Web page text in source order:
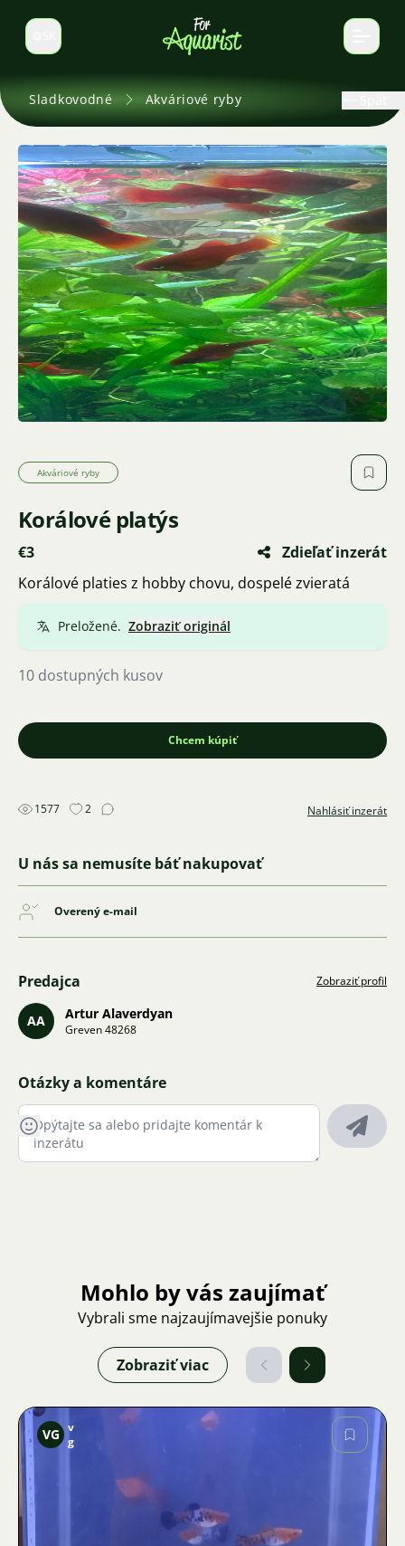
Prepnúť jazyk
Sladkovodné Akváriové ryby
Akváriové ryby
Korálové platýs
€3
Zdieľať inzerát
Korálové platies z hobby chovu, dospelé zvieratá
Preložené. Zobraziť originál
10 dostupných kusov
Chcem kúpiť
1577 2 Nahlásiť inzerát
U nás sa nemusíte báť nakupovať
Overený e-mail
Predajca Zobraziť profil
AA Artur Alaverdyan
Greven 48268
Otázky a komentáre
Mohlo by vás zaujímať
Vybrali sme najzaujímavejšie ponuky
Zobraziť viac
Obrázok
VG v
g